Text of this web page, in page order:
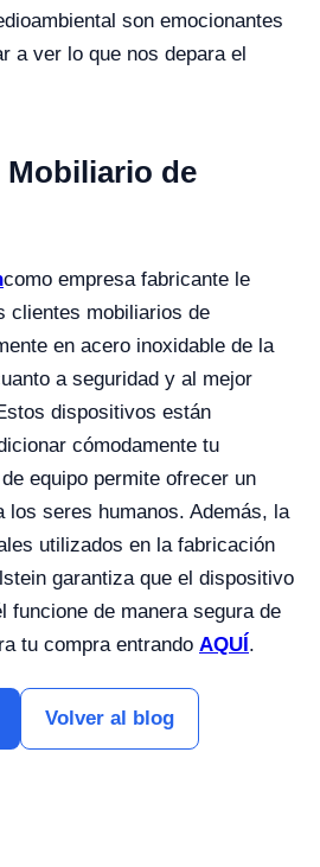
son emocionantes
a ver lo que nos depara el
de
como empresa fabricante le
clientes mobiliarios de
en acero inoxidable de la
a seguridad y al mejor
dispositivos están
cómodamente tu
equipo permite ofrecer un
los seres humanos. Además, la
utilizados en la fabricación
garantiza que el dispositivo
funcione de manera segura de
tu compra entrando AQUÍ.
Volver al blog